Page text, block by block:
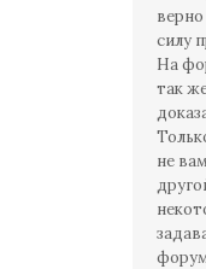
силу
На
так
не